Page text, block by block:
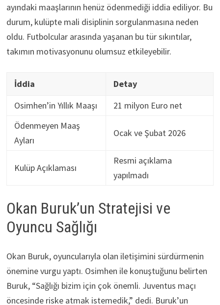
ayındaki maaşlarının henüz ödenmediği iddia ediliyor. Bu
durum, kulüpte mali disiplinin sorgulanmasına neden
oldu. Futbolcular arasında yaşanan bu tür sıkıntılar,
takımın motivasyonunu olumsuz etkileyebilir.
İddia
Detay
Osimhen’in Yıllık Maaşı
21 milyon Euro net
Ödenmeyen Maaş
Ayları
Ocak ve Şubat 2026
Kulüp Açıklaması
Resmi açıklama
yapılmadı
Okan Buruk’un Stratejisi ve
Oyuncu Sağlığı
Okan Buruk, oyuncularıyla olan iletişimini sürdürmenin
önemine vurgu yaptı. Osimhen ile konuştuğunu belirten
Buruk, “Sağlığı bizim için çok önemli. Juventus maçı
öncesinde riske atmak istemedik,” dedi. Buruk’un